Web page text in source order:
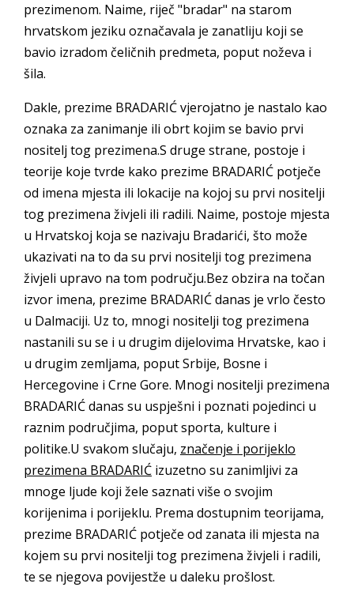
prezimenom. Naime, riječ "bradar" na starom
hrvatskom jeziku označavala je zanatliju koji se
bavio izradom čeličnih predmeta, poput noževa i
šila.
Dakle, prezime BRADARIĆ vjerojatno je nastalo kao
oznaka za zanimanje ili obrt kojim se bavio prvi
nositelj tog prezimena.S druge strane, postoje i
teorije koje tvrde kako prezime BRADARIĆ potječe
od imena mjesta ili lokacije na kojoj su prvi nositelji
tog prezimena živjeli ili radili. Naime, postoje mjesta
u Hrvatskoj koja se nazivaju Bradarići, što može
ukazivati na to da su prvi nositelji tog prezimena
živjeli upravo na tom području.Bez obzira na točan
izvor imena, prezime BRADARIĆ danas je vrlo često
u Dalmaciji. Uz to, mnogi nositelji tog prezimena
nastanili su se i u drugim dijelovima Hrvatske, kao i
u drugim zemljama, poput Srbije, Bosne i
Hercegovine i Crne Gore. Mnogi nositelji prezimena
BRADARIĆ danas su uspješni i poznati pojedinci u
raznim područjima, poput sporta, kulture i
politike.U svakom slučaju, značenje i porijeklo
prezimena BRADARIĆ izuzetno su zanimljivi za
mnoge ljude koji žele saznati više o svojim
korijenima i porijeklu. Prema dostupnim teorijama,
prezime BRADARIĆ potječe od zanata ili mjesta na
kojem su prvi nositelji tog prezimena živjeli i radili,
te se njegova povijestže u daleku prošlost.